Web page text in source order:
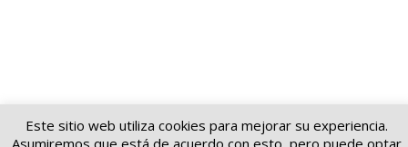
Copyright © 2026Soluciones jurídicas. Todos los derechos reservados.
TemaSufficede ThemeGrill. Funciona con: WordPress.
Este sitio web utiliza cookies para mejorar su experiencia.
Asumiremos que está de acuerdo con esto, pero puede optar